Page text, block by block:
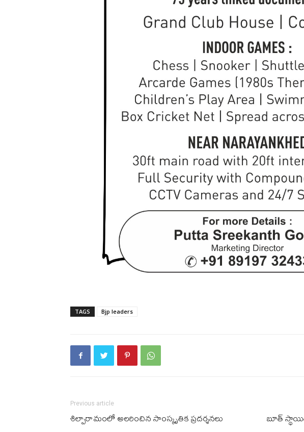
TAGS Bjp leaders
Previous article
శిల్పారామంలో అల‌రించిన సాంస్కృతిక ప్ర‌ద‌ర్శ‌నలు బూత్